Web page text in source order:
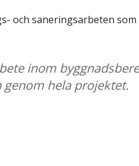
och saneringsarbeten
inom
hela projektet.